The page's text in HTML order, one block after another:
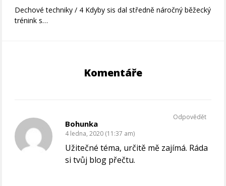
Dechové techniky / 4 Kdyby sis dal středně náročný běžecký
trénink s…
Komentáře
Bohunka
4 ledna, 2020 (11:37 am)
Užitečné téma, určitě mě zajímá. Ráda
si tvůj blog přečtu.
Odpovědět